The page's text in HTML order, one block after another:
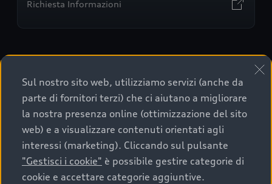
Sul nostro sito web, utilizziamo servizi (anche da
parte di fornitori terzi) che ci aiutano a migliorare
la nostra presenza online (ottimizzazione del sito
web) e a visualizzare contenuti orientati agli
interessi (marketing). Cliccando sul pulsante
"Gestisci i cookie" è possibile gestire categorie di
cookie e accettare categorie aggiuntive.
Richiesta Informazioni
Cookie Policy Privacy Policy